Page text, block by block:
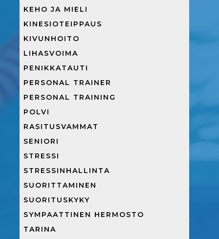
KEHO JA MIELI
KINESIOTEIPPAUS
KIVUNHOITO
LIHASVOIMA
PENIKKATAUTI
PERSONAL TRAINER
PERSONAL TRAINING
POLVI
RASITUSVAMMAT
SENIORI
STRESSI
STRESSINHALLINTA
SUORITTAMINEN
SUORITUSKYKY
SYMPAATTINEN HERMOSTO
TARINA